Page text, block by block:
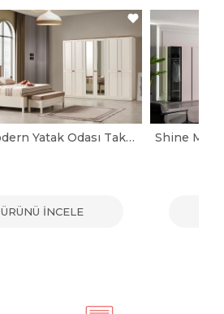
Katre Modern Yatak Odası Takımı
ÜRÜNÜ İNCELE